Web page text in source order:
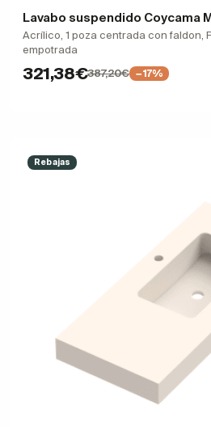
Lavabo suspendido Coycama
Acrílico, 1 poza centrada con faldon,
empotrada
321,38€387,20€ −17%
Rebajas